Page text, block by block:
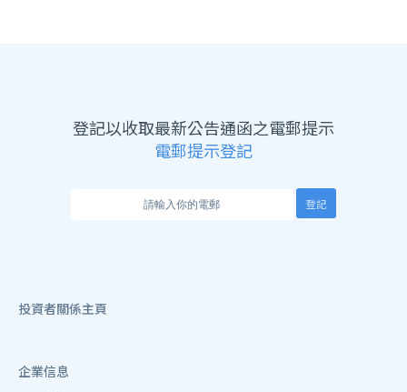
登記以收取最新公告通函之電郵提示
電郵提示登記
登記
投資者關係主頁
企業信息